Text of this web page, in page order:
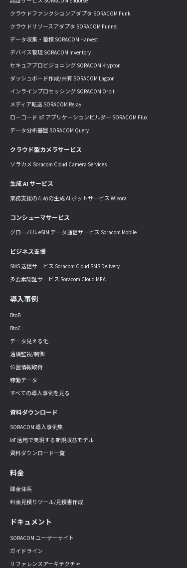
クラウドファンクションアダプタ SORACOM Funk
クラウドリソースアダプタ SORACOM Funnel
データ収集・蓄積 SORACOM Harvest
デバイス管理 SORACOM Inventory
セキュアプロビジョニング SORACOM Krypton
ダッシュボード作成/共有 SORACOM Lagoon
インラインプロセッシング SORACOM Orbit
メディア転送 SORACOM Relay
ローコード IoT アプリケーションビルダー SORACOM Flux
データ分析基盤 SORACOM Query
クラウド型カメラサービス
ソラカメ Soracom Cloud Camera Services
生成 AI サービス
業務支援のための生成 AI ボットサービス Wisora
コンシューマサービス
グローバル eSIM データ通信サービス Soracom Mobile
ビジネス支援
SMS 送信サービス Soracom Cloud SMS Delivery
多要素認証サービス Soracom Cloud MFA
導入事例
BtoB
BtoC
データ見える化
遠隔監視/制御
位置情報取得
稼働データ
すべての導入事例を見る
資料ダウンロード
SORACOM 導入事例集
IoT 活用で実現する新規収益モデル
資料ダウンロード一覧
料金
課金体系
料金見積りツール/見積書作成
ドキュメント
SORACOM ユーザーサイト
ガイドライン
リファレンスアーキテクチャ